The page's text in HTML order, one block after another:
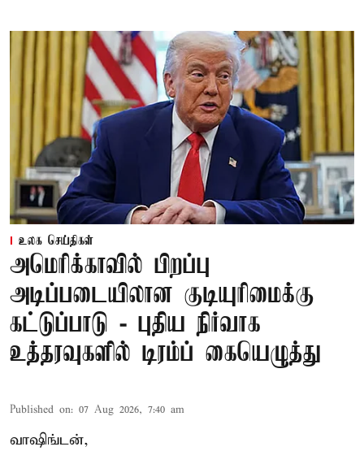
உலக செய்திகள்
அமெரிக்காவில் பிறப்பு
அடிப்படையிலான குடியுரிமைக்கு
கட்டுப்பாடு - புதிய நிர்வாக
உத்தரவுகளில் டிரம்ப் கையெழுத்து
Published on: 07 Aug 2026, 7:40 am
வாஷிங்டன்,